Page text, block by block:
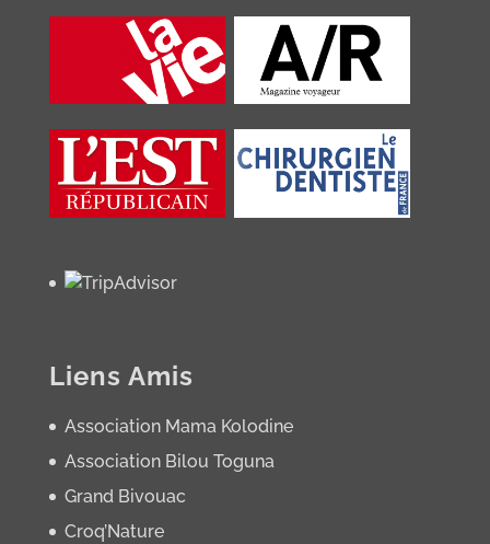
Liens Amis
Association Mama Kolodine
Association Bilou Toguna
Grand Bivouac
Croq’Nature